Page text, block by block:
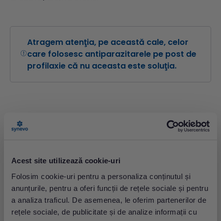
Acest site utilizează cookie-uri
Folosim cookie-uri pentru a personaliza conținutul și
anunțurile, pentru a oferi funcții de rețele sociale și pentru
a analiza traficul. De asemenea, le oferim partenerilor de
rețele sociale, de publicitate și de analize informații cu
Atragem atenţia, pe această cale, celor
care folosesc antiparazitarele pe post de
profilaxie că nu aceasta este soluţia.
detectarea şi tratarea bolnavilor şi purtătorilor
eliminarea posibilităţilor de contaminare prin
sol, apă potabilă, fructe şi legume nespălate;
controlul parazitologic al colectivităţilor vizate;